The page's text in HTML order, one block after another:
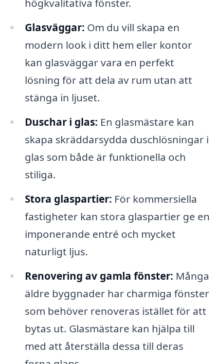
högkvalitativa fönster.
Glasväggar: Om du vill skapa en
modern look i ditt hem eller kontor
kan glasväggar vara en perfekt
lösning för att dela av rum utan att
stänga in ljuset.
Duschar i glas: En glasmästare kan
skapa skräddarsydda duschlösningar i
glas som både är funktionella och
stiliga.
Stora glaspartier: För kommersiella
fastigheter kan stora glaspartier ge en
imponerande entré och mycket
naturligt ljus.
Renovering av gamla fönster: Många
äldre byggnader har charmiga fönster
som behöver renoveras istället för att
bytas ut. Glasmästare kan hjälpa till
med att återställa dessa till deras